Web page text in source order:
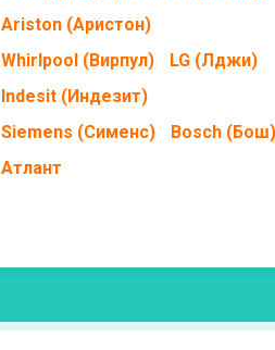
Ariston (Аристон)
Whirlpool (Вирпул)
LG (Лджи)
Indesit (Индезит)
Siemens (Сименс)
Bosch (Бош)
Атлант